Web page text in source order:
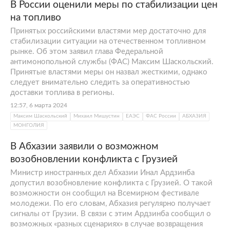
В России оценили меры по стабилизации цен
на топливо
Принятых российскими властями мер достаточно для
стабилизации ситуации на отечественном топливном
рынке. Об этом заявил глава Федеральной
антимонопольной службы (ФАС) Максим Шаскольский.
Принятые властями меры он назвал жесткими, однако
следует внимательно следить за оперативностью
доставки топлива в регионы.
12:57, 6 марта 2024
Максим Шаскольский Михаил Мишустин ЕАЭС ФАС России
АБХАЗИЯ
МОНГОЛИЯ
В Абхазии заявили о возможном
возобновлении конфликта с Грузией
Министр иностранных дел Абхазии Инал Ардзинба
допустил возобновление конфликта с Грузией. О такой
возможности он сообщил на Всемирном фестивале
молодежи. По его словам, Абхазия регулярно получает
сигналы от Грузии. В связи с этим Ардзинба сообщил о
возможных «разных сценариях» в случае возвращения